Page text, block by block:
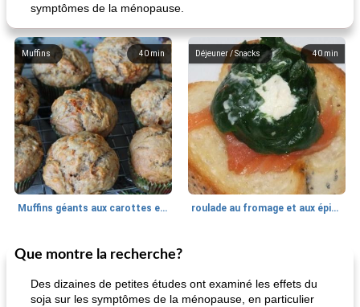
symptômes de la ménopause.
40 min
Muffins
Muffins géants aux carottes et à la banane de Nif
40 min
Déjeuner / Snacks
roulade au fromage et aux épinards
30min
Marques de confiance: recettes et
astuces
Que montre la recherche?
Des dizaines de petites études ont examiné les effets du
soja sur les symptômes de la ménopause, en particulier